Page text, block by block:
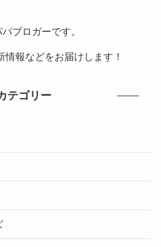
ブロガーです。
報などをお届けします！
テゴリー